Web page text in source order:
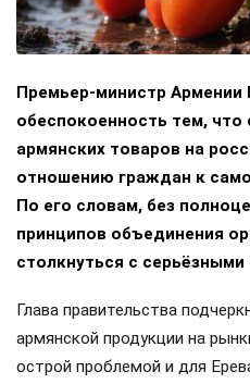
Премьер-министр
обеспокоенность тем, что
армянских товаров на
отношению граждан к
По его словам, без
принципов объединения
столкнуться с
Глава правительства
армянской продукции на
острой проблемой и для